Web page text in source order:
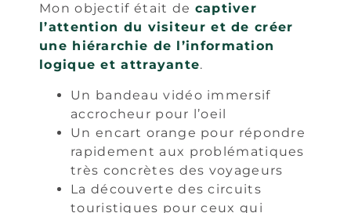
Mon objectif était de captiver
l’attention du visiteur et de créer
une hiérarchie de l’information
logique et attrayante.
Un bandeau vidéo immersif
accrocheur pour l’oeil
Un encart orange pour répondre
rapidement aux problématiques
très concrètes des voyageurs
La découverte des circuits
touristiques pour ceux qui